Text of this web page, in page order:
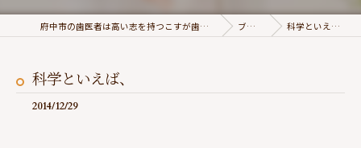
府中市の歯医者は高い志を持つこすが歯科医院 ブログ 科学といえば、
科学といえば、
2014/12/29